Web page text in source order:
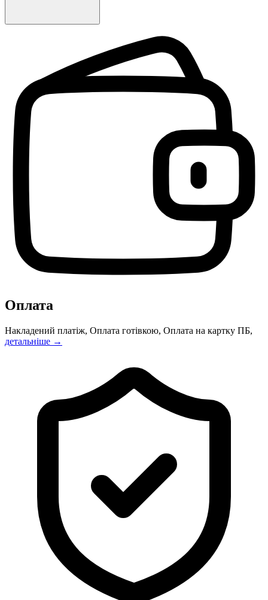
Оплата
Накладений платіж, Оплата готівкою, Оплата на картку ПБ,
детальніше →